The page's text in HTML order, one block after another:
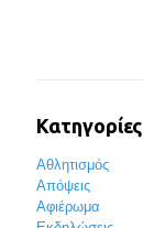
Κατηγορίες
Αθλητισμός
Απόψεις
Αφιέρωμα